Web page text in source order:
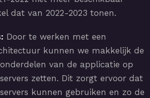
dat van 2022-2023 tonen.
Door te werken met een
kunnen we makkelijk de
van de applicatie op
zetten. Dit zorgt ervoor dat
kunnen gebruiken en zo de